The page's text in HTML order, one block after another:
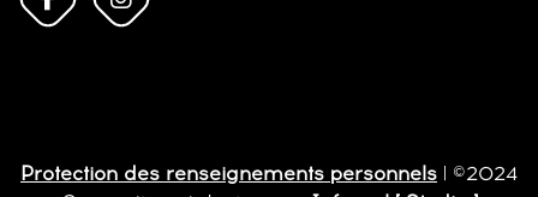
Protection des renseignements personnels | ©2024